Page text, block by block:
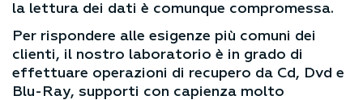
la lettura dei dati è comunque compromessa.
Per rispondere alle esigenze più comuni dei
clienti, il nostro laboratorio è in grado di
effettuare operazioni di recupero da Cd, Dvd e
Blu-Ray, supporti con capienza molto